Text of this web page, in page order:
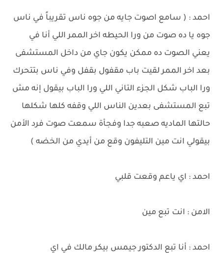
احمد : ( سامع اصوت جايه من جوه ناس تقريباً في ناس
جوه يا ده صوت من ورا الحيطه اخر الممر اللي أنا في
يعني الصوت ده ممكن يكون جاي من داخل المستشفى
بعد اخر الممر لقيت باب مقفول بقفل وفي ناس بتتحرك
ورا الباب شكل الجزء التاني اللي ورا الباب بيقول إنه مش
تبع المستشفى بعدين الناس اللي وقفه كلها شكلها
حالتها الماديه صعبه جدا وفجأة سمعت صوت فرد الأمن
بيقولي انت مين التليفون وقع من أيدي من الخضه )
احمد : اي ياعم وقعت قلبي
الامن : انت تبع مين
احمد : أنا تبع الدكتور جيمس بيكر مالك في اي